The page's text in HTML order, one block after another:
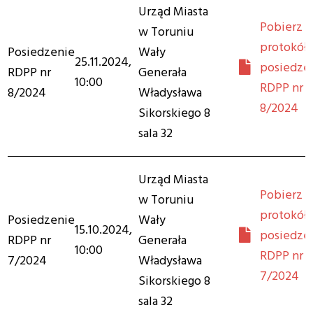
Posiedzenie
RDPP nr
8/2024
25.11.2024,
10:00
Urząd Miasta
w Toruniu
Wały
Generała
Władysława
Sikorskiego 8
sala 32
Pobierz
protokół
RDPP nr
8/2024
Posiedzenie
RDPP nr
7/2024
15.10.2024,
10:00
Urząd Miasta
w Toruniu
Wały
Generała
Władysława
Sikorskiego 8
sala 32
Pobierz
protokół
RDPP nr
7/2024